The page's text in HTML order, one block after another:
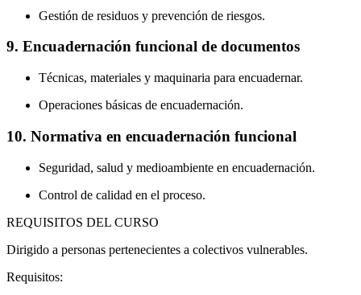
Gestión de residuos y prevención de riesgos.
9. Encuadernación funcional de documentos
Técnicas, materiales y maquinaria para encuadernar.
Operaciones básicas de encuadernación.
10. Normativa en encuadernación funcional
Seguridad, salud y medioambiente en encuadernación.
Control de calidad en el proceso.
REQUISITOS DEL CURSO
Dirigido a personas pertenecientes a colectivos vulnerables.
Requisitos: